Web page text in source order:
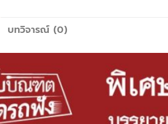
บทวิจารณ์ (0)